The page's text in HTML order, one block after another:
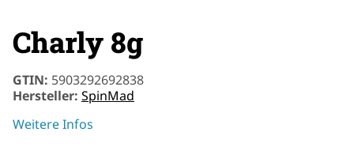
Charly 8g
GTIN: 5903292692838
Hersteller: SpinMad
Weitere Infos